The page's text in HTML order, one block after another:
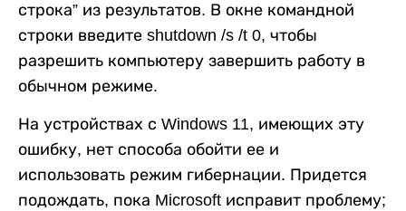
строка” из результатов. В окне командной
строки введите shutdown /s /t 0, чтобы
разрешить компьютеру завершить работу в
обычном режиме.
На устройствах с Windows 11, имеющих эту
ошибку, нет способа обойти ее и
использовать режим гибернации. Придется
подождать, пока Microsoft исправит проблему;